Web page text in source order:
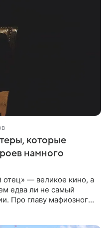
которые
намного
— великое кино, а
едва ли не самый
Про главу мафиозного